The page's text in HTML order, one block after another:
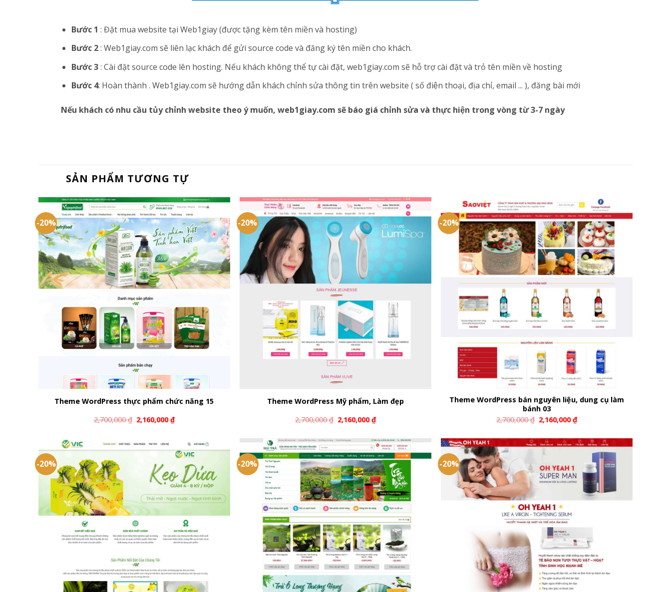
Bước 1 : Đặt mua website tại Web1giay (được tặng kèm tên miền và hosting)
Bước 2: Web1giay.com sẽ liên lạc khách để gửi source code và đăng ký tên miền cho khách.
Bước 3: Cài đặt source code lên hosting. Nếu khách không thể tự cài đặt, web1giay.com sẽ hỗ trợ cài đặt và trỏ tên miền về hosting
Bước 4: Hoàn thành . Web1giay.com sẽ hướng dẫn khách chỉnh sửa thông tin trên website ( số điện thoại, địa chỉ, email ... ), đăng bài mới
Nếu khách có nhu cầu tủy chỉnh website theo ý muốn, web1giay.com sẽ báo giá chỉnh sửa và thực hiện trong vòng từ 3-7 ngày
SẢN PHẨM TƯƠNG TỰ
-20%
Theme WordPress thực phẩm chức năng 15
2,700,000₫ 2,160,000₫
-20%
Theme WordPress Mỹ phẩm, Làm đẹp
2,700,000₫ 2,160,000₫
-20%
Theme WordPress bán nguyên liệu, dung cụ làm
bánh 03
2,700,000₫ 2,160,000₫
-20% -20% -20%